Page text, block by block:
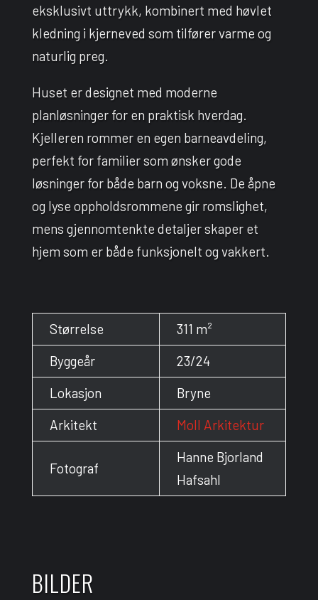
eksklusivt uttrykk, kombinert med høvlet
kledning i kjerneved som tilfører varme og
naturlig preg.
Huset er designet med moderne
planløsninger for en praktisk hverdag.
Kjelleren rommer en egen barneavdeling,
perfekt for familier som ønsker gode
løsninger for både barn og voksne. De åpne
og lyse oppholdsrommene gir romslighet,
mens gjennomtenkte detaljer skaper et
hjem som er både funksjonelt og vakkert.
Størrelse 311 m²
Byggeår
23/24
Lokasjon
Bryne
Arkitekt
Moll Arkitektur
Fotograf
Hanne Bjorland
Hafsahl
BILDER